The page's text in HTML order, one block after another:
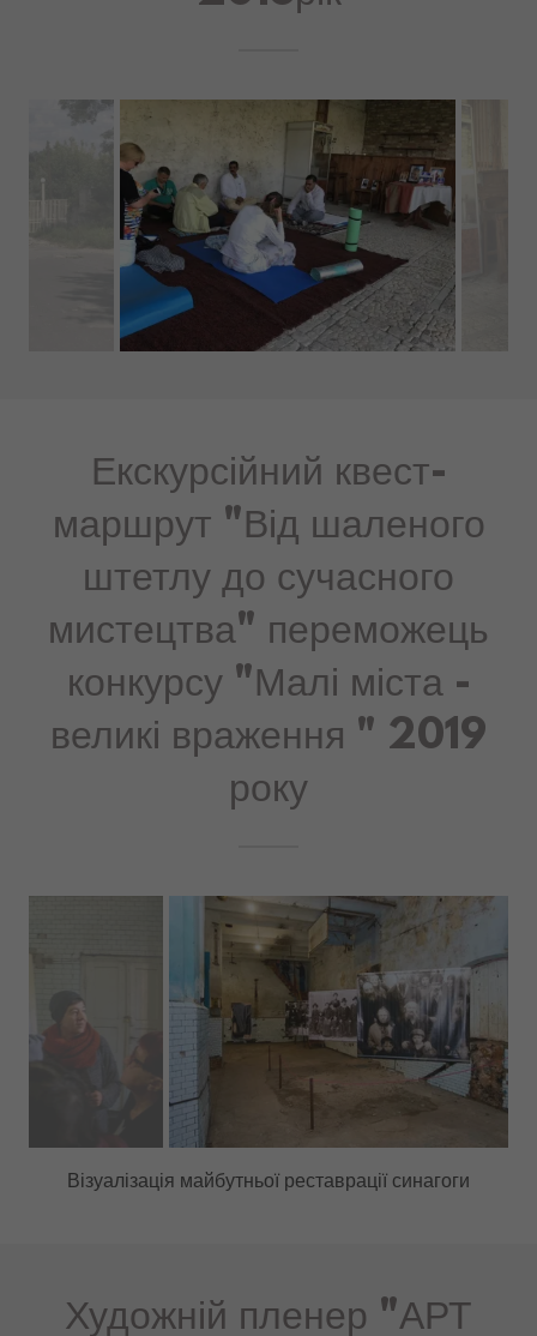
Екскурсійний квест-
маршрут "Від шаленого
штетлу до сучасного
мистецтва" переможець
конкурсу "Малі міста -
великі враження " 2019
року
Ефект присутності
Художній пленер "АРТ